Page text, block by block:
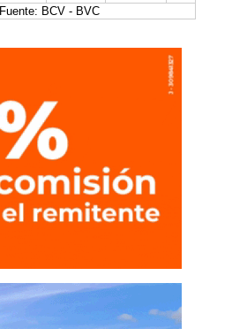
Fuente: BCV - BVC